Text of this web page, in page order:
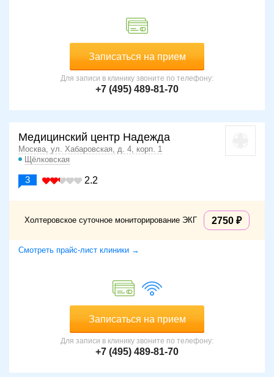
Записаться на прием
Для записи в клинику звоните по телефону:
+7 (495) 489-81-70
Медицинский центр Надежда
Москва, ул. Хабаровская, д. 4, корп. 1
Щёлковская
3 2.2
Холтеровское суточное мониторирование ЭКГ 2750
Смотреть прайс-лист клиники →
Записаться на прием
Для записи в клинику звоните по телефону:
+7 (495) 489-81-70